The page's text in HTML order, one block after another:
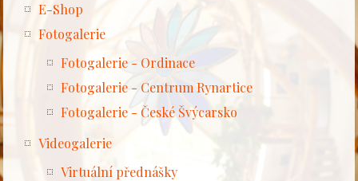
E-Shop
Fotogalerie
Fotogalerie - Ordinace
Fotogalerie - Centrum Rynartice
Fotogalerie - České Švýcarsko
Videogalerie
Virtuální přednášky